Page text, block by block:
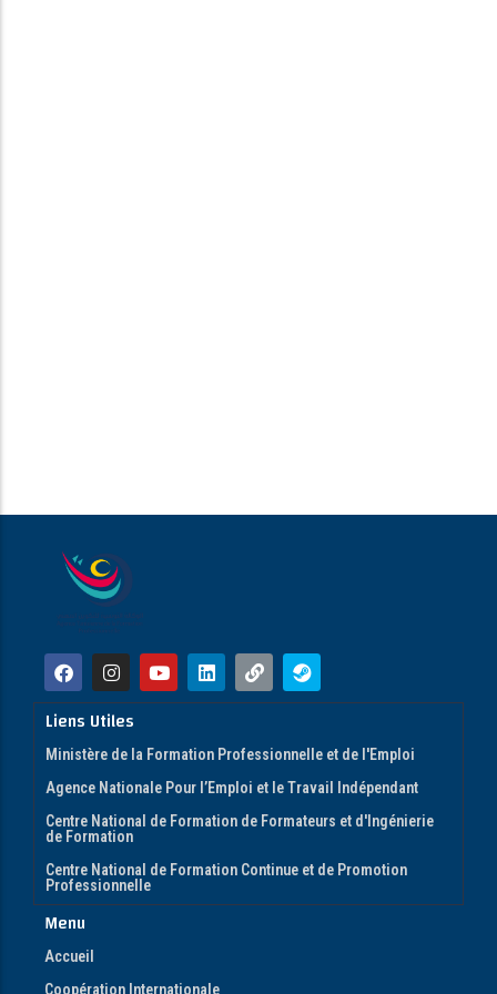
Liens Utiles
Ministère de la Formation Professionnelle et de l'Emploi
Agence Nationale Pour l’Emploi et le Travail Indépendant
Centre National de Formation de Formateurs et d'Ingénierie
de Formation
Centre National de Formation Continue et de Promotion
Professionnelle
Menu
Accueil
Coopération Internationale